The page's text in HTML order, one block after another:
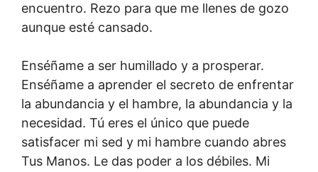
encuentro. Rezo para que me llenes de gozo
aunque esté cansado.
Enséñame a ser humillado y a prosperar.
Enséñame a aprender el secreto de enfrentar
la abundancia y el hambre, la abundancia y la
necesidad. Tú eres el único que puede
satisfacer mi sed y mi hambre cuando abres
Tus Manos. Le das poder a los débiles. Mi